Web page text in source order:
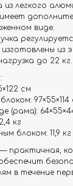
легкого
виде.
из
до 22 кг.
см
97×55×114
(рама):
кг
блоком: 11,9 кг
— практичная,
в течение